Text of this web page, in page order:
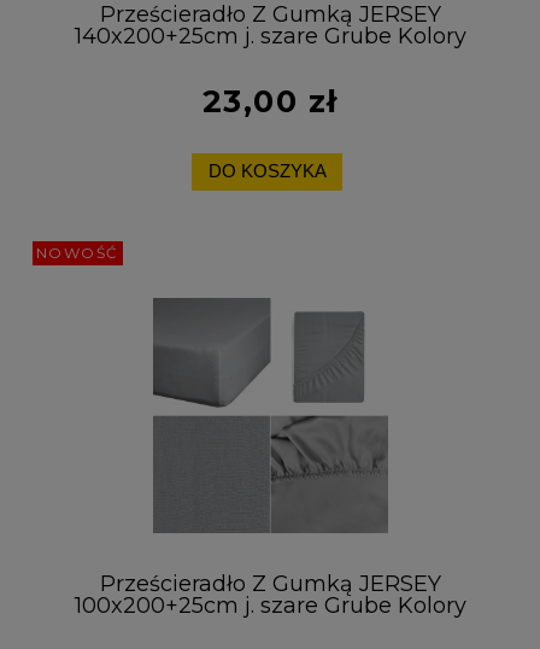
Prześcieradło Z Gumką JERSEY
140x200+25cm j. szare Grube Kolory
23,00 zł
DO KOSZYKA
Prześcieradło Z Gumką JERSEY
100x200+25cm j. szare Grube Kolory
Miękkie
NOWOŚĆ